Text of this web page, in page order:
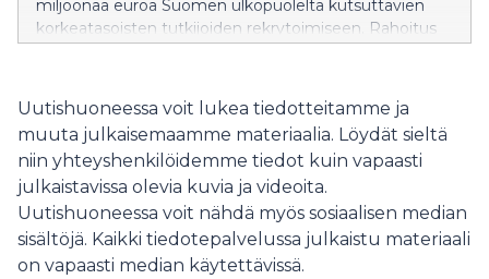
miljoonaa euroa Suomen ulkopuolelta kutsuttavien
korkeatasoisten tutkijoiden rekrytoimiseen. Rahoitus
tehtäviin. Akatemian panostus huippuosaajien
rekrytoimiseksi Suomeen on kansainvälisestikin
vertailtuna huomattava.
Uutishuoneessa voit lukea tiedotteitamme ja
muuta julkaisemaamme materiaalia. Löydät sieltä
niin yhteyshenkilöidemme tiedot kuin vapaasti
julkaistavissa olevia kuvia ja videoita.
Uutishuoneessa voit nähdä myös sosiaalisen median
sisältöjä. Kaikki tiedotepalvelussa julkaistu materiaali
on vapaasti median käytettävissä.